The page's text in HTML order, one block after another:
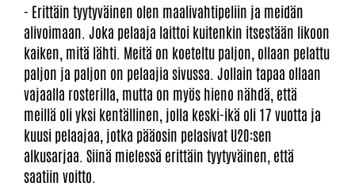
- Erittäin tyytyväinen olen maalivahtipeliin ja meidän
alivoimaan. Joka pelaaja laittoi kuitenkin itsestään likoon
kaiken, mitä lähti. Meitä on koeteltu paljon, ollaan pelattu
paljon ja paljon on pelaajia sivussa. Jollain tapaa ollaan
vajaalla rosterilla, mutta on myös hieno nähdä, että
meillä oli yksi kentällinen, jolla keski-ikä oli 17 vuotta ja
kuusi pelaajaa, jotka pääosin pelasivat U20:sen
alkusarjaa. Siinä mielessä erittäin tyytyväinen, että
saatiin voitto.